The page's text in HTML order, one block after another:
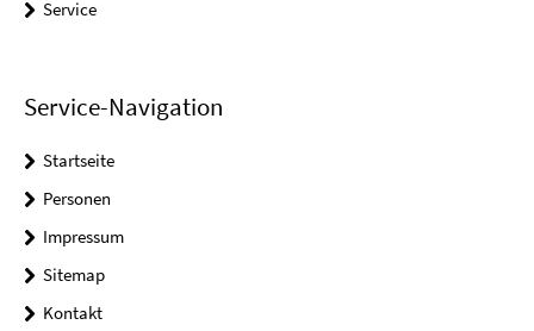
Service
Service-Navigation
Startseite
Personen
Impressum
Sitemap
Kontakt